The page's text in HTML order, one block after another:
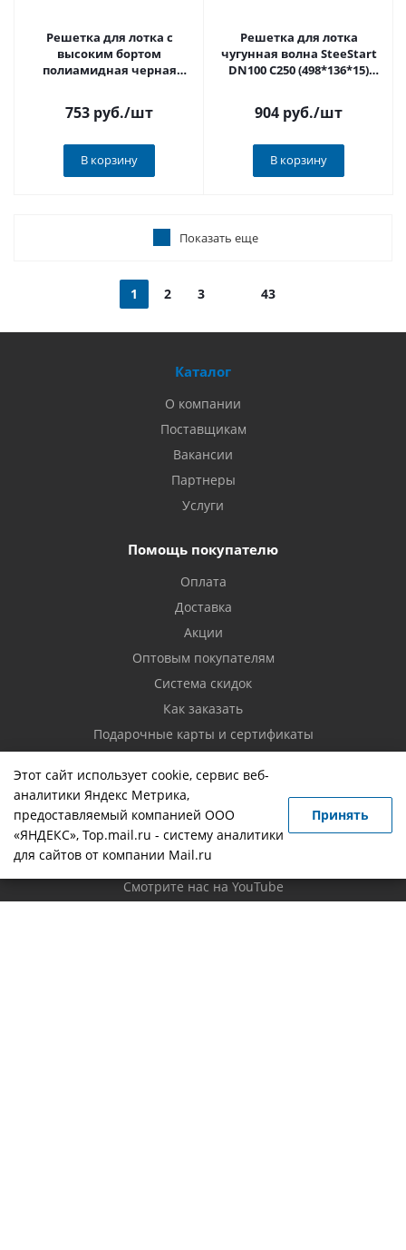
Решетка для лотка с
высоким бортом
полиамидная черная
(499*139*44) STEELOT
арт.P1018AC
753 руб./шт
В корзину
Решетка для лотка
чугунная волна SteeStart
DN100 C250 (498*136*15)
904 руб./шт
В корзину
Показать еще
1 2 3 43
Каталог
О компании
Поставщикам
Вакансии
Партнеры
Услуги
Помощь покупателю
Оплата
Доставка
Акции
Оптовым покупателям
Система скидок
Как заказать
Подарочные карты и сертификаты
Контакты
Вопрос-ответ
Новости
Смотрите нас на YouTube
Этот сайт использует cookie, сервис веб-
аналитики Яндекс Метрика,
предоставляемый компанией ООО
«ЯНДЕКС», Top.mail.ru - систему аналитики
для сайтов от компании Mail.ru
Принять